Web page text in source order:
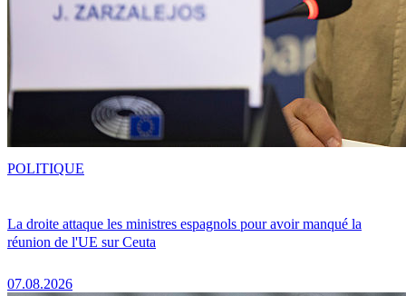
La droite attaque les ministres espagnols pour avoir manqué la
réunion de l'UE sur Ceuta
07.08.2026
POLITIQUE